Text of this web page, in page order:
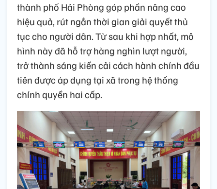
thành phố Hải Phòng góp phần nâng cao
hiệu quả, rút ngắn thời gian giải quyết thủ
tục cho người dân. Từ sau khi hợp nhất, mô
hình này đã hỗ trợ hàng nghìn lượt người,
trở thành sáng kiến cải cách hành chính đầu
tiên được áp dụng tại xã trong hệ thống
chính quyền hai cấp.